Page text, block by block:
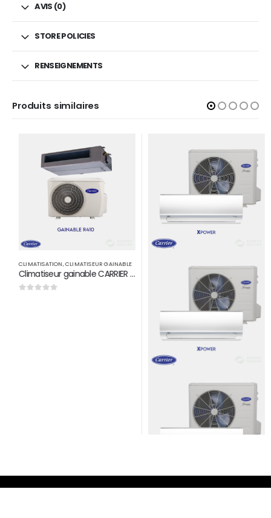
AVIS (0)
STORE POLICIES
RENSEIGNEMENTS
Produits similaires
CLIMATISATION,CLIMATISEUR GAINABLE
Climatiseur gainable CARRIER 48000 BTU par H R410